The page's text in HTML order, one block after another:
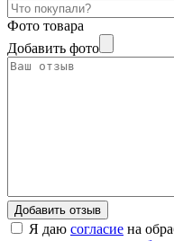
Фото товара
Добавить фото
Я даю согласие на